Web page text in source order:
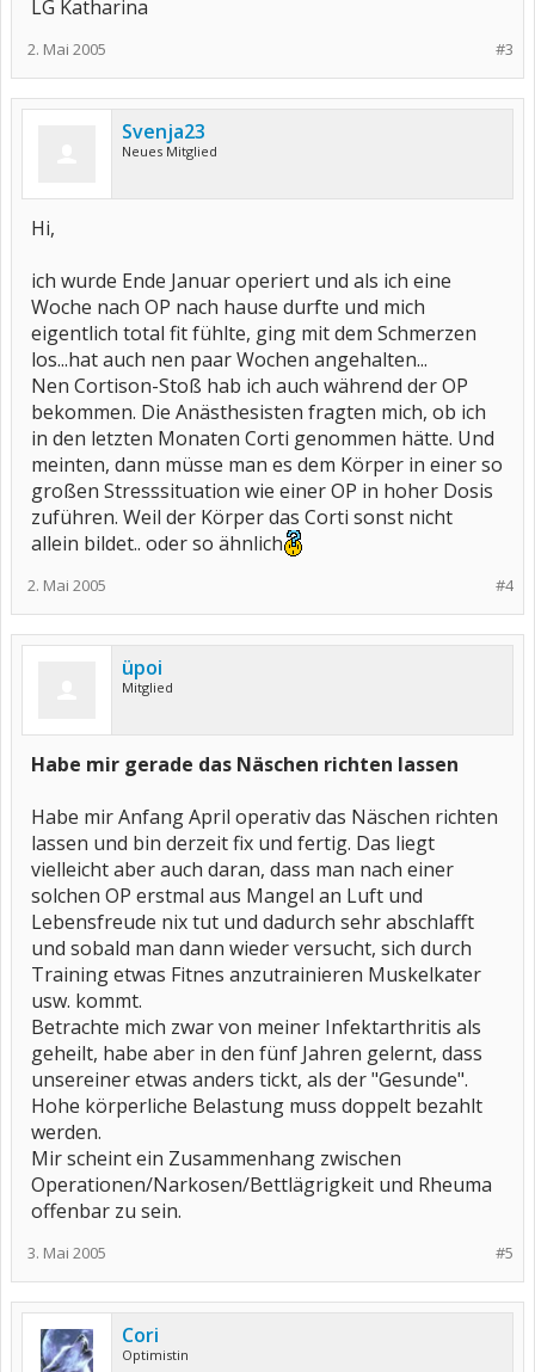
LG Katharina
#3
2. Mai 2005
Svenja23
Neues Mitglied
Hi,
ich wurde Ende Januar operiert und als ich eine
Woche nach OP nach hause durfte und mich
eigentlich total fit fühlte, ging mit dem Schmerzen
los...hat auch nen paar Wochen angehalten...
Nen Cortison-Stoß hab ich auch während der OP
bekommen. Die Anästhesisten fragten mich, ob ich
in den letzten Monaten Corti genommen hätte. Und
meinten, dann müsse man es dem Körper in einer so
großen Stresssituation wie einer OP in hoher Dosis
zuführen. Weil der Körper das Corti sonst nicht
allein bildet.. oder so ähnlich
#4
2. Mai 2005
üpoi
Mitglied
Habe mir gerade das Näschen richten lassen
Habe mir Anfang April operativ das Näschen richten
lassen und bin derzeit fix und fertig. Das liegt
vielleicht aber auch daran, dass man nach einer
solchen OP erstmal aus Mangel an Luft und
Lebensfreude nix tut und dadurch sehr abschlafft
und sobald man dann wieder versucht, sich durch
Training etwas Fitnes anzutrainieren Muskelkater
usw. kommt.
Betrachte mich zwar von meiner Infektarthritis als
geheilt, habe aber in den fünf Jahren gelernt, dass
unsereiner etwas anders tickt, als der "Gesunde".
Hohe körperliche Belastung muss doppelt bezahlt
werden.
Mir scheint ein Zusammenhang zwischen
Operationen/Narkosen/Bettlägrigkeit und Rheuma
offenbar zu sein.
#5
3. Mai 2005
Cori
Optimistin